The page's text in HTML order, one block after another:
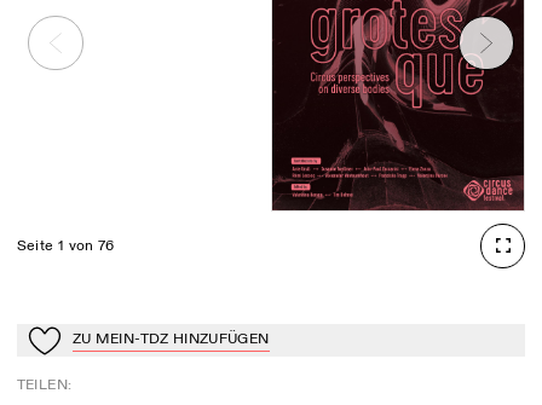
Seite 1 von 76
Zu Mein-TdZ hinzufügen
ZU MEIN-TDZ HINZUFÜGEN
TEILEN: